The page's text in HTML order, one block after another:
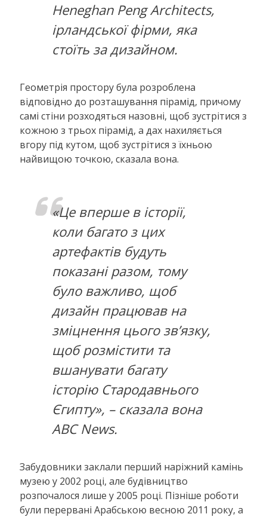
Heneghan Peng Architects,
ірландської фірми, яка
стоїть за дизайном.
Геометрія простору була розроблена
відповідно до розташування пірамід, причому
самі стіни розходяться назовні, щоб зустрітися з
кожною з трьох пірамід, а дах нахиляється
вгору під кутом, щоб зустрітися з їхньою
найвищою точкою, сказала вона.
«Це вперше в історії,
коли багато з цих
артефактів будуть
показані разом, тому
було важливо, щоб
дизайн працював на
зміцнення цього зв’язку,
щоб розмістити та
вшанувати багату
історію Стародавнього
Єгипту», – сказала вона
ABC News.
Забудовники заклали перший наріжний камінь
музею у 2002 році, але будівництво
розпочалося лише у 2005 році. Пізніше роботи
були перервані Арабською весною 2011 року, а